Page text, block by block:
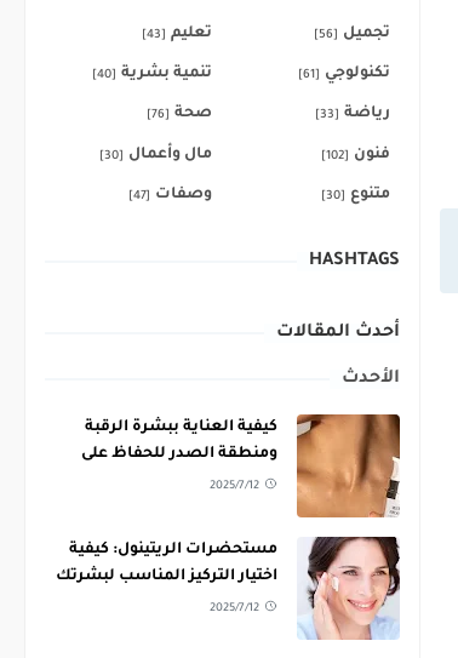
تجميل [56] تعليم [43]
تكنولوجي [61] تنمية بشرية [40]
رياضة [33] صحة [76]
فنون [102] مال وأعمال [30]
متنوع [30] وصفات [47]
HASHTAGS
أحدث المقالات
الأحدث
كيفية العناية ببشرة الرقبة
ومنطقة الصدر للحفاظ على
نعومتها
2025/7/12
مستحضرات الريتينول: كيفية
اختيار التركيز المناسب لبشرتك
2025/7/12